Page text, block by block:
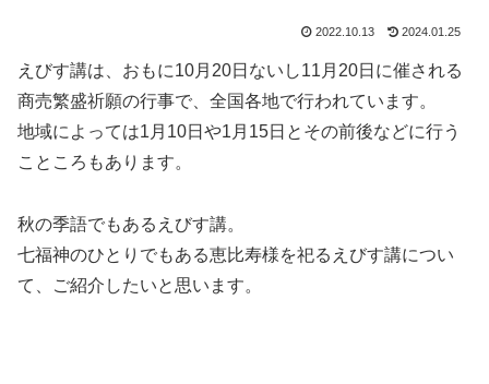
2022.10.13 2024.01.25
えびす講は、おもに10月20日ないし11月20日に催される
商売繁盛祈願の行事で、全国各地で行われています。
地域によっては1月10日や1月15日とその前後などに行う
こところもあります。
秋の季語でもあるえびす講。
七福神のひとりでもある恵比寿様を祀るえびす講につい
て、ご紹介したいと思います。